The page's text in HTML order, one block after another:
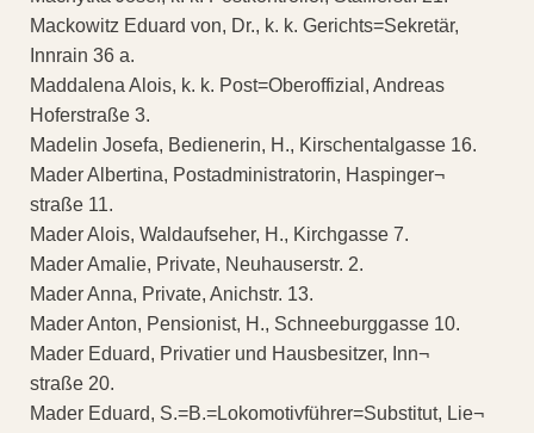
Mackowitz Eduard von, Dr., k. k. Gerichts=Sekretär,
Innrain 36 a.
Maddalena Alois, k. k. Post=Oberoffizial, Andreas
Hoferstraße 3.
Madelin Josefa, Bedienerin, H., Kirschentalgasse 16.
Mader Albertina, Postadministratorin, Haspinger¬
straße 11.
Mader Alois, Waldaufseher, H., Kirchgasse 7.
Mader Amalie, Private, Neuhauserstr. 2.
Mader Anna, Private, Anichstr. 13.
Mader Anton, Pensionist, H., Schneeburggasse 10.
Mader Eduard, Privatier und Hausbesitzer, Inn¬
straße 20.
Mader Eduard, S.=B.=Lokomotivführer=Substitut, Lie¬